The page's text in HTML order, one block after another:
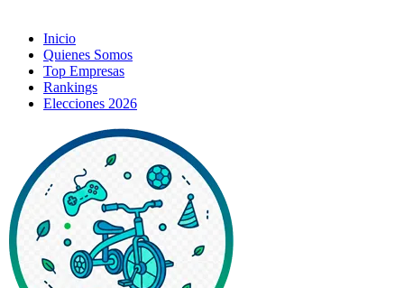
Inicio
Quienes Somos
Top Empresas
Rankings
Elecciones 2026